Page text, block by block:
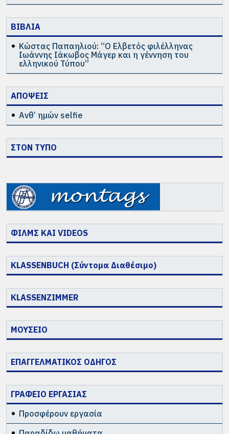
ΒΙΒΛΙΑ
Κώστας Παπαηλιού: “Ο Ελβετός φιλέλληνας
Ιωάννης Ιάκωβος Μάγερ και η γέννηση του
ελληνικού Τύπου”
ΑΠΟΨΕΙΣ
Ανθ’ ημών selfie
ΣΤΟΝ ΤΥΠΟ
ΦΙΛΜΣ ΚΑΙ VIDEOS
KLASSENBUCH (Σύντομα Διαθέσιμο)
KLASSENZIMMER
ΜΟΥΣΕΙΟ
ΕΠΑΓΓΕΛΜΑΤΙΚΟΣ ΟΔΗΓΟΣ
ΓΡΑΦΕΙΟ ΕΡΓΑΣΙΑΣ
Προσφέρουν εργασία